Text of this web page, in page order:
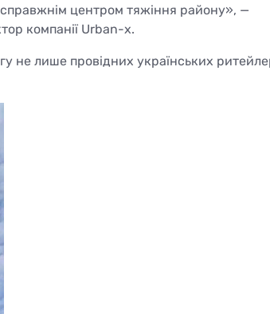
справжнім центром тяжіння району», —
компанії Urban-x.
не лише провідних українських